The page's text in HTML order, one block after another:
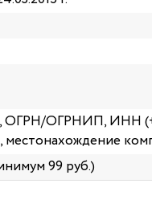
ОГРН/ОГРНИП, ИНН (+
местонахождение
99 руб.)